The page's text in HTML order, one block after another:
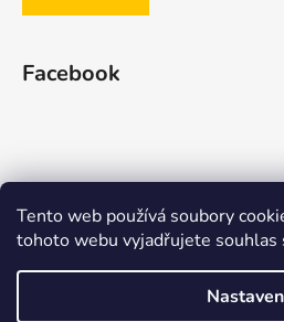
Tento web používá soubory
tohoto webu vyjadřujete souhlas
Facebook
Způsob